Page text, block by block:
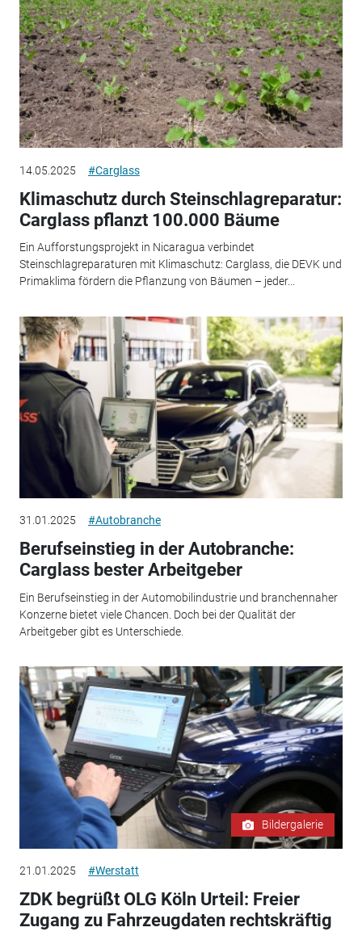
14.05.2025 #Carglass
Klimaschutz durch Steinschlagreparatur:
Carglass pflanzt 100.000 Bäume
Ein Aufforstungsprojekt in Nicaragua verbindet
Steinschlagreparaturen mit Klimaschutz: Carglass, die DEVK und
Primaklima fördern die Pflanzung von Bäumen – jeder...
31.01.2025 #Autobranche
Berufseinstieg in der Autobranche:
Carglass bester Arbeitgeber
Ein Berufseinstieg in der Automobilindustrie und branchennaher
Konzerne bietet viele Chancen. Doch bei der Qualität der
Arbeitgeber gibt es Unterschiede.
Bildergalerie
21.01.2025 #Werstatt
ZDK begrüßt OLG Köln Urteil: Freier
Zugang zu Fahrzeugdaten rechtskräftig